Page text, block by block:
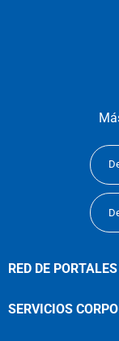
RED DE PORTALES
SERVICIOS